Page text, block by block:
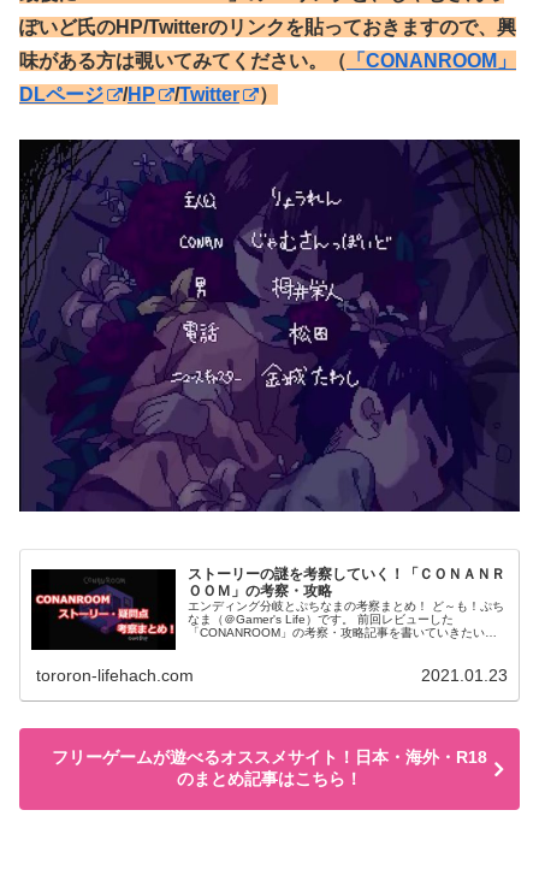
ぽいど氏のHP/Twitterのリンクを貼っておきますので、興
味がある方は覗いてみてください。（ 「CONANROOM」
DLページ
/HP /Twitter ）
ストーリーの謎を考察していく！「ＣＯＮＡＮＲ
ＯＯＭ」の考察・攻略
エンディング分岐とぷちなまの考察まとめ！ ど～も！ぷち
なま（＠Gamer's Life）です。 前回レビューした
「CONANROOM」の考察・攻略記事を書いていきたいと
tororon-lifehach.com 2021.01.23
フリーゲームが遊べるオススメサイト！日本・海外・R18
のまとめ記事はこちら！